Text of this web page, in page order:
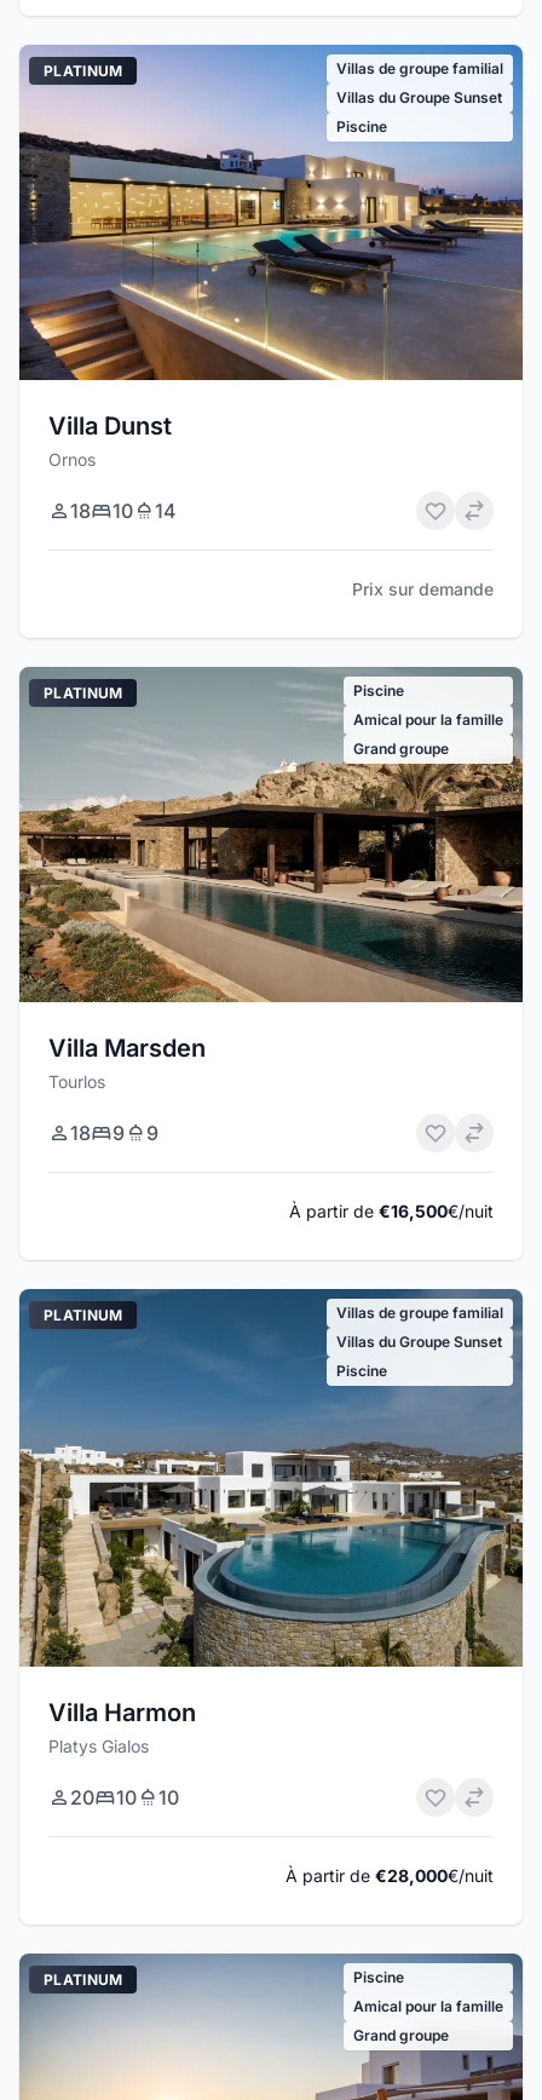
PLATINUM
Villas de groupe familial
Villas du Groupe Sunset
Piscine
Villa Dunst
Ornos
18 10 14
Prix sur demande
PLATINUM
Piscine
Amical pour la famille
Grand groupe
Villa Marsden
Tourlos
18 9 9
À partir de €16,500€/nuit
PLATINUM
Villas de groupe familial
Villas du Groupe Sunset
Piscine
Villa Harmon
Platys Gialos
20 10 10
À partir de €28,000€/nuit
PLATINUM
Piscine
Amical pour la famille
Grand groupe